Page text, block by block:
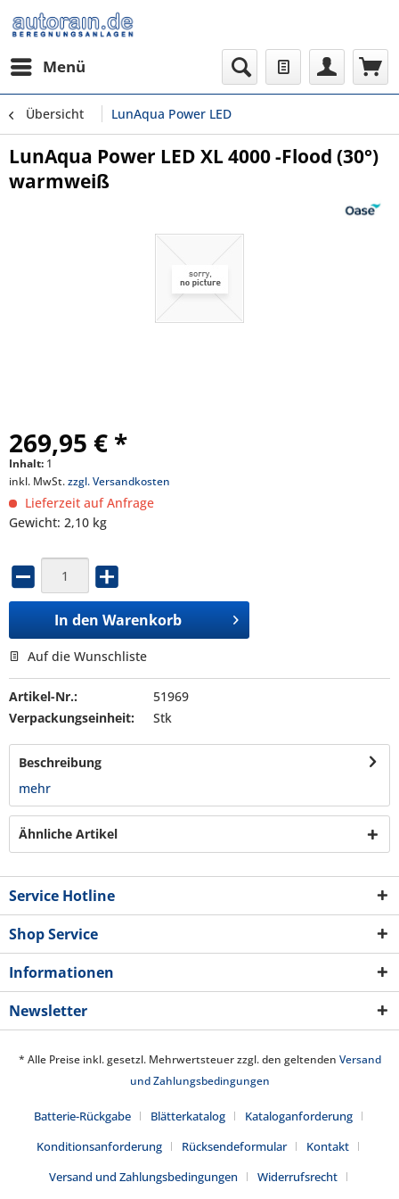
Menü
Übersicht LunAqua Power LED
LunAqua Power LED XL 4000 -Flood (30°)
warmweiß
269,95 € *
Inhalt: 1
inkl. MwSt.zzgl. Versandkosten
Lieferzeit auf Anfrage
Gewicht: 2,10 kg
In den Warenkorb
Auf die Wunschliste
Artikel-Nr.:
51969
Verpackungseinheit:
Stk
Beschreibung
mehr
Ähnliche Artikel
Service Hotline
Shop Service
Informationen
Newsletter
* Alle Preise inkl. gesetzl. Mehrwertsteuer zzgl. den geltenden Versand
und Zahlungsbedingungen
Batterie-Rückgabe Blätterkatalog
Kataloganforderung
Konditionsanforderung
Rücksendeformular
Kontakt
Versand und Zahlungsbedingungen
Widerrufsrecht